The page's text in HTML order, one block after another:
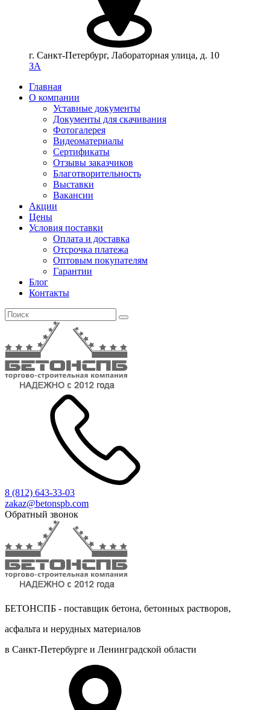
г. Санкт-Петербург, Лабораторная улица, д. 10
ЗА
Главная
О компании
Уставные документы
Документы для скачивания
Фотогалерея
Видеоматериалы
Сертификаты
Отзывы заказчиков
Благотворительность
Выставки
Вакансии
Акции
Цены
Условия поставки
Оплата и доставка
Отсрочка платежа
Оптовым покупателям
Гарантии
Блог
Контакты
8 (812) 643-33-03
zakaz@betonspb.com
Обратный звонок
БЕТОНСПБ - поставщик бетона, бетонных растворов,
асфальта и нерудных материалов
в Санкт-Петербурге и Ленинградской области